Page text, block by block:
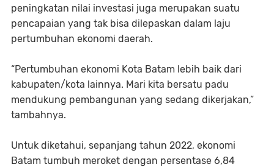
peningkatan nilai investasi juga merupakan suatu
pencapaian yang tak bisa dilepaskan dalam laju
pertumbuhan ekonomi daerah.
“Pertumbuhan ekonomi Kota Batam lebih baik dari
kabupaten/kota lainnya. Mari kita bersatu padu
mendukung pembangunan yang sedang dikerjakan,”
tambahnya.
Untuk diketahui, sepanjang tahun 2022, ekonomi
Batam tumbuh meroket dengan persentase 6,84